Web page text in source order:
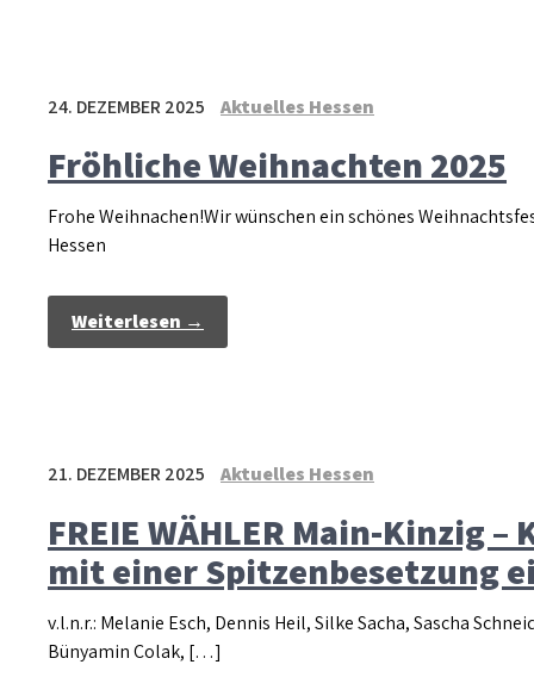
24. DEZEMBER 2025 Aktuelles Hessen
Fröhliche Weihnachten 2025
Frohe Weihnachen!Wir wünschen ein schönes
Hessen
Weiterlesen →
21. DEZEMBER 2025 Aktuelles Hessen
FREIE WÄHLER Main-Kinzig
mit einer Spitzenbesetzung
v.l.n.r.: Melanie Esch, Dennis Heil, Silke Sacha, Sascha
Bünyamin Colak, […]